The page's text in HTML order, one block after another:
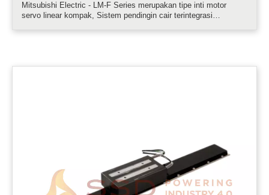
Mitsubishi Electric - LM-F Series merupakan tipe inti motor
servo linear kompak, Sistem pendingin cair terintegrasi